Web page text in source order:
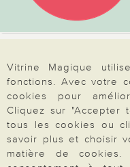
FAQ
Mon compte
Inscription
Demande de
Vitrine Magique
fonctions. Avec votre
cookies pour
Cliquez sur "Accepter
tous les cookies ou
savoir plus et choisir
matière de cookies.